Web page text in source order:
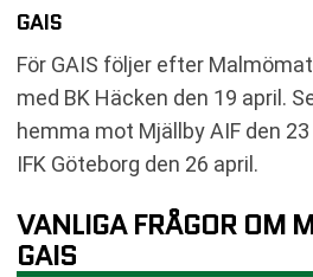
GAIS
För GAIS följer efter
med BK Häcken den 19 april.
hemma mot Mjällby AIF den
IFK Göteborg den 26 april.
VANLIGA FRÅGOR OM
GAIS